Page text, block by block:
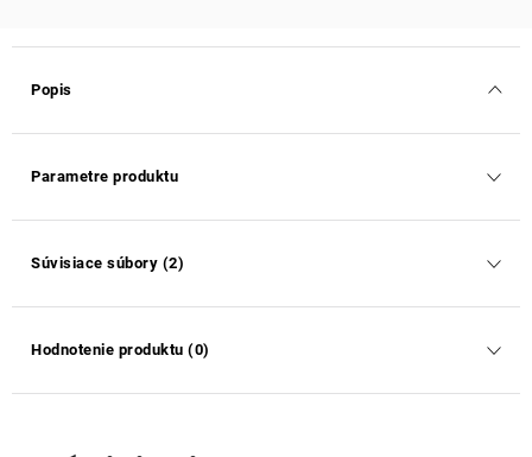
Popis
Parametre produktu
Súvisiace súbory (2)
Hodnotenie produktu (0)